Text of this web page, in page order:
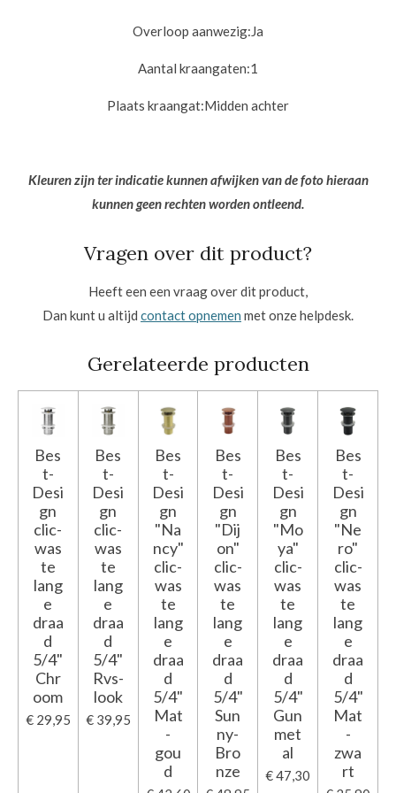
Overloop aanwezig:Ja
Aantal kraangaten:1
Plaats kraangat:Midden achter
Kleuren zijn ter indicatie kunnen afwijken van de foto hieraan
kunnen geen rechten worden ontleend.
Vragen over dit product?
Heeft een een vraag over dit product,
Dan kunt u altijd contact opnemen met onze helpdesk.
Gerelateerde producten
Bes
t-
Desi
gn
clic-
was
te
lang
e
draa
d
5/4"
Chr
oom
€ 29,95
Bes
t-
Desi
gn
clic-
was
te
lang
e
draa
d
5/4"
Rvs-
look
€ 39,95
Bes
t-
Desi
gn
"Na
ncy"
clic-
was
te
lang
e
draa
d
5/4"
Mat
-
gou
d
Bes
t-
Desi
gn
"Dij
on"
clic-
was
te
lang
e
draa
d
5/4"
Sun
ny-
Bro
nze
Bes
t-
Desi
gn
"Mo
ya"
clic-
was
te
lang
e
draa
d
5/4"
Gun
met
al
€ 47,30
Bes
t-
Desi
gn
"Ne
ro"
clic-
was
te
lang
e
draa
d
5/4"
Mat
-
zwa
rt